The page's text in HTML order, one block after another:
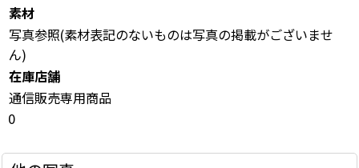
素材
写真参照(素材表記のないものは写真の掲載がございませ
ん)
在庫店舗
通信販売専用商品
0